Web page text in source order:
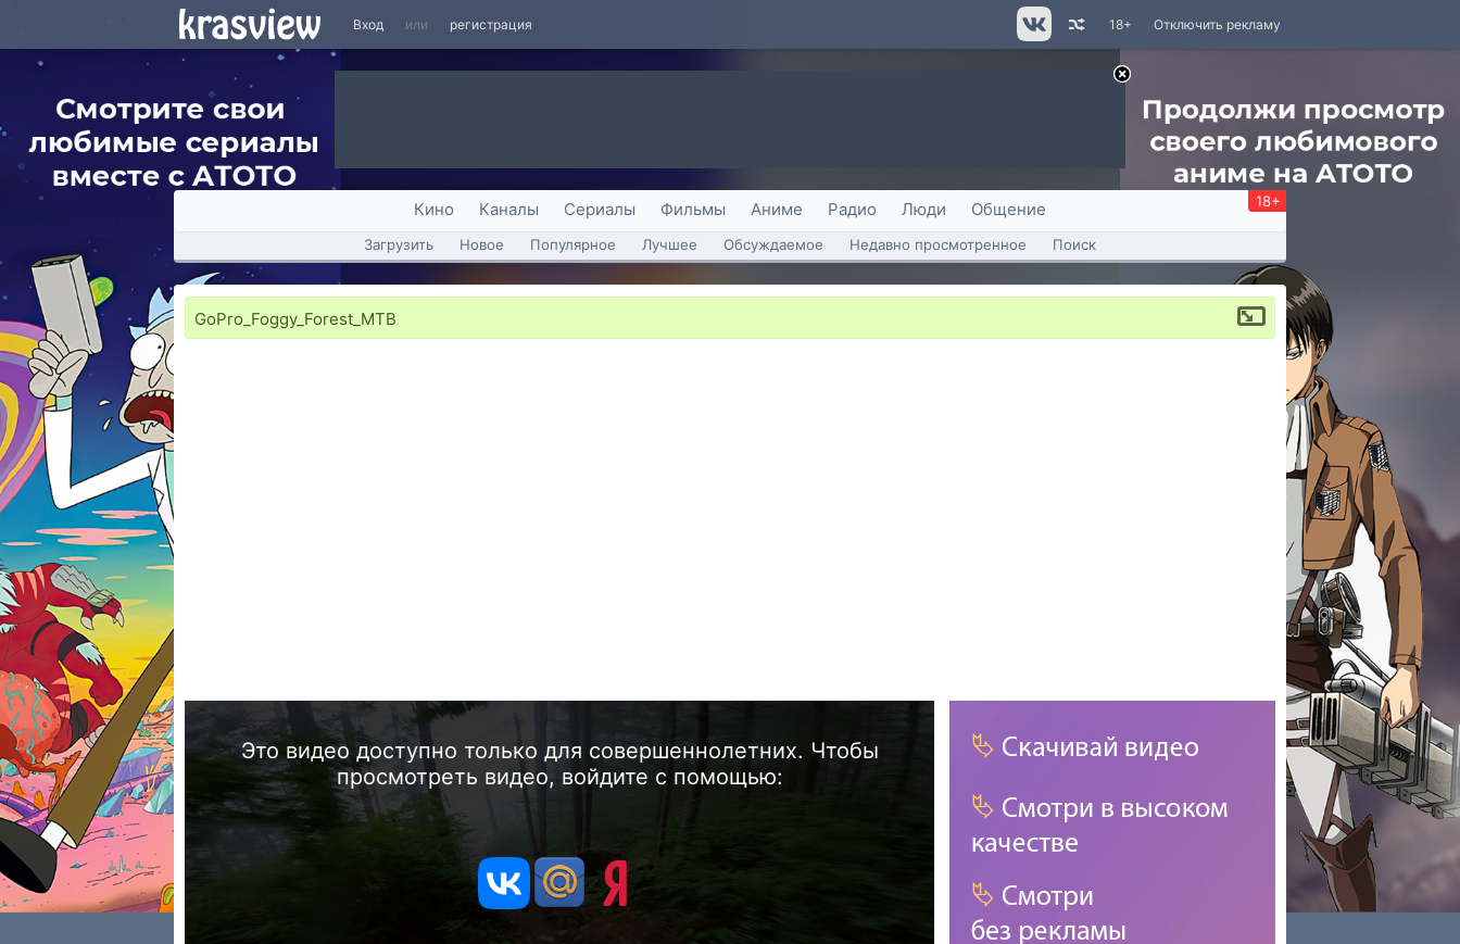
Вход или регистрация Отключить рекламу
18+
Кино Каналы Сериалы Фильмы Аниме Радио Люди Общение 18+
Загрузить Новое Популярное Лучшее Обсуждаемое Недавно просмотренное Поиск
GoPro_Foggy_Forest_MTB
Это видео доступно только для совершеннолетних. Чтобы
просмотреть видео, войдите с помощью: